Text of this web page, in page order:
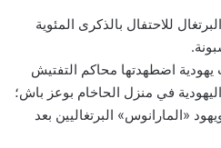
إلى البرتغال للاحتفال بالذكرى المئوية
يهودية اضطهدتها محاكم التفتيش
في منزل الحاخام بوعز باش؛
«المارانوس» البرتغاليين بعد